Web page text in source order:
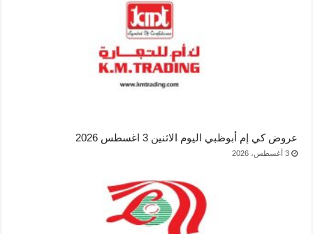
عروض كي إم أبوظبي اليوم الاثنين 3 اغسطس 2026
3 أغسطس، 2026